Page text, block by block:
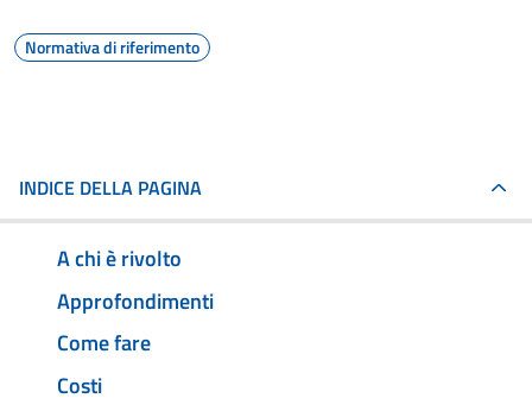
Normativa di riferimento
INDICE DELLA PAGINA
A chi è rivolto
Approfondimenti
Come fare
Costi